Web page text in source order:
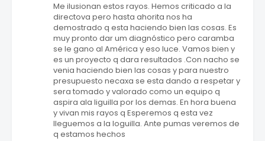
Me ilusionan estos rayos. Hemos criticado a la
directova pero hasta ahorita nos ha
demostrado q esta haciendo bien las cosas. Es
muy pronto dar um diagnóstico pero caramba
se le gano al América y eso luce. Vamos bien y
es un proyecto q dara resultados .Con nacho se
venia haciendo bien las cosas y para nuestro
presupuesto necaxa se esta dando a respetar y
sera tomado y valorado como un equipo q
aspira ala liguilla por los demas. En hora buena
y vivan mis rayos q Esperemos q esta vez
lleguemos a la loguilla. Ante pumas veremos de
q estamos hechos